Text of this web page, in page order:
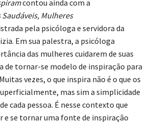
contou ainda com a
Saudáveis, Mulheres
pela psicóloga e servidora da
Em sua palestra, a psicóloga
das mulheres cuidarem de suas
de tornar-se modelo de inspiração para
vezes, o que inspira não é o que os
mas sim a simplicidade
cada pessoa. É nesse contexto que
e se tornar uma fonte de inspiração